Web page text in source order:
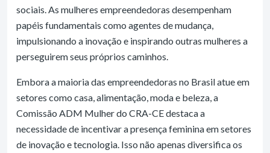
sociais. As mulheres empreendedoras desempenham
papéis fundamentais como agentes de mudança,
impulsionando a inovação e inspirando outras mulheres a
perseguirem seus próprios caminhos.
Embora a maioria das empreendedoras no Brasil atue em
setores como casa, alimentação, moda e beleza, a
Comissão ADM Mulher do CRA-CE destaca a
necessidade de incentivar a presença feminina em setores
de inovação e tecnologia. Isso não apenas diversifica os